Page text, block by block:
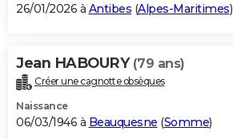
S'inscrire
Se connecter
Lycées
Collèges
Primaires
Universités
Entreprises
Service militaire
Avis de recherche
AVIS DE DÉCÈS
Bricolage
Lifestyle
Culture
Sport
Auto
Television
Voyage
Cinema
26/01/2026 à Antibes (Alpes-Maritimes)
Jean HABOURY (79 ans)
Créer une cagnotte obsèques
Naissance
06/03/1946 à Beauquesne (Somme)